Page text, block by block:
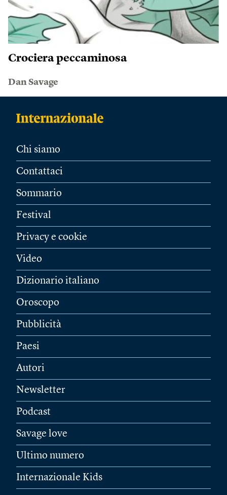
Crociera peccaminosa
Dan Savage
Chi siamo
Contattaci
Sommario
Festival
Privacy e cookie
Video
Dizionario italiano
Oroscopo
Pubblicità
Paesi
Autori
Newsletter
Podcast
Savage love
Ultimo numero
Internazionale Kids